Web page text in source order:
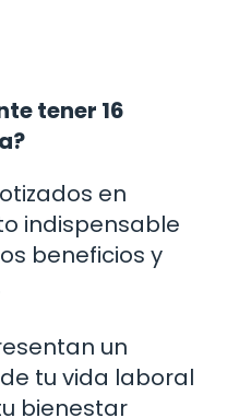
tener 16
en
indispensable
beneficios y
un
tu vida laboral
bienestar